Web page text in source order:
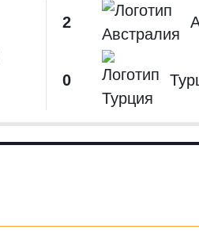
Лига Европы
Лига
Турция.
Турция.
2
0